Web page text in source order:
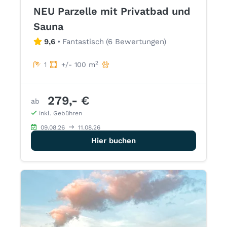
NEU Parzelle mit Privatbad und
Sauna
9,6 • Fantastisch (6 Bewertungen)
1 +/- 100 m2
ab 279,- €
inkl. Gebühren
09.08.26 11.08.26
Hier buchen